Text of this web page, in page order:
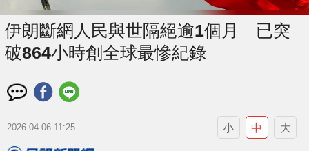
伊朗斷網人民與世隔絕逾1個月 已突
破864小時創全球最慘紀錄
2026-04-06 11:25 小 中 大